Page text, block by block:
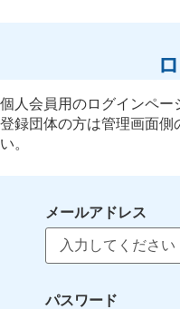
個人会員用のログインペー
登録団体の方は管理画面側
い。
メールアドレス
パスワード